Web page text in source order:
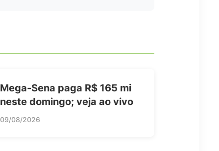
Mega-Sena paga R$ 165 mi
neste domingo; veja ao vivo
09/08/2026